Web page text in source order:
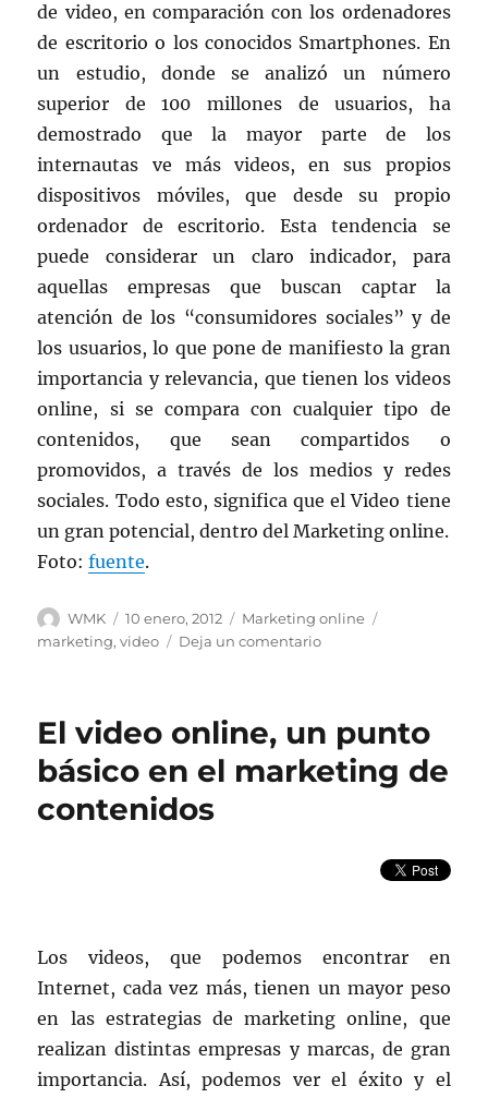
de video, en comparación con los ordenadores
de escritorio o los conocidos Smartphones. En
un estudio, donde se analizó un número
superior de 100 millones de usuarios, ha
demostrado que la mayor parte de los
internautas ve más videos, en sus propios
dispositivos móviles, que desde su propio
ordenador de escritorio. Esta tendencia se
puede considerar un claro indicador, para
aquellas empresas que buscan captar la
atención de los “consumidores sociales” y de
los usuarios, lo que pone de manifiesto la gran
importancia y relevancia, que tienen los videos
online, si se compara con cualquier tipo de
contenidos, que sean compartidos o
promovidos, a través de los medios y redes
sociales. Todo esto, significa que el Video tiene
un gran potencial, dentro del Marketing online.
Foto:fuente.
Autor
WMK
Publicado
el
10 enero, 2012 Categorías
Marketing online
marketing,video Deja un comentarioen
un
punto
básico
El video online, un punto
básico en el marketing de
contenidos
Los videos, que podemos encontrar en
Internet, cada vez más, tienen un mayor peso
en las estrategias de marketing online, que
realizan distintas empresas y marcas, de gran
importancia. Así, podemos ver el éxito y el